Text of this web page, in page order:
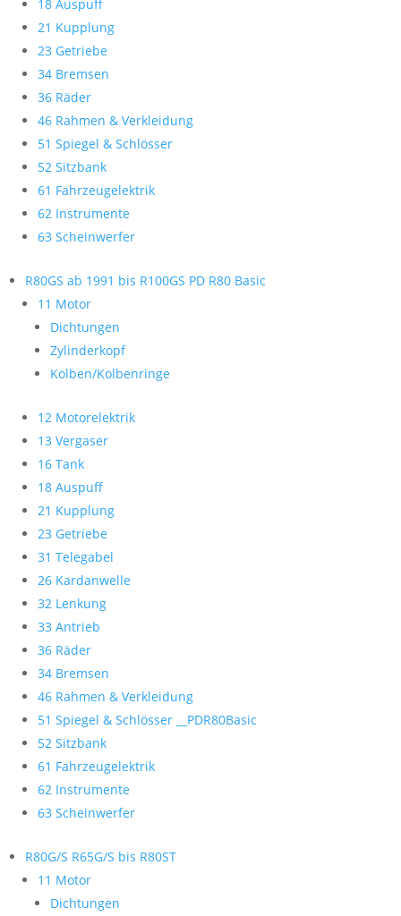
18 Auspuff
21 Kupplung
23 Getriebe
34 Bremsen
36 Räder
46 Rahmen & Verkleidung
51 Spiegel & Schlösser
52 Sitzbank
61 Fahrzeugelektrik
62 Instrumente
63 Scheinwerfer
R80GS ab 1991 bis R100GS PD R80 Basic
11 Motor
Dichtungen
Zylinderkopf
Kolben/Kolbenringe
12 Motorelektrik
13 Vergaser
16 Tank
18 Auspuff
21 Kupplung
23 Getriebe
31 Telegabel
26 Kardanwelle
32 Lenkung
33 Antrieb
36 Räder
34 Bremsen
46 Rahmen & Verkleidung
51 Spiegel & Schlösser __PDR80Basic
52 Sitzbank
61 Fahrzeugelektrik
62 Instrumente
63 Scheinwerfer
R80G/S R65G/S bis R80ST
11 Motor
Dichtungen